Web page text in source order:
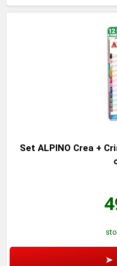
Set ALPINO Crea +
➤